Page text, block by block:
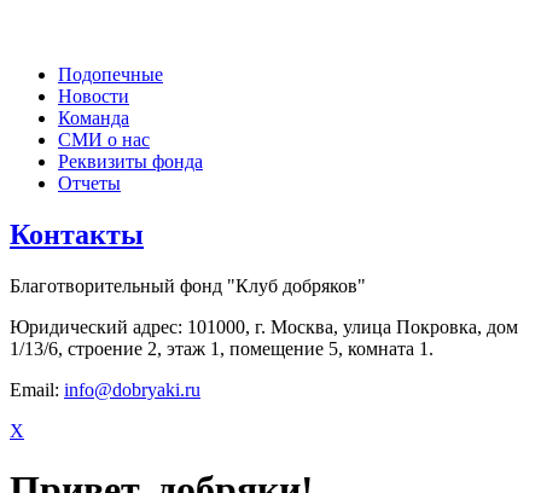
Подопечные
Новости
Команда
СМИ о нас
Реквизиты фонда
Отчеты
Контакты
Благотворительный фонд "Клуб добряков"
Юридический адрес: 101000, г. Москва, улица Покровка, дом
1/13/6, строение 2, этаж 1, помещение 5, комната 1.
Email: info@dobryaki.ru
X